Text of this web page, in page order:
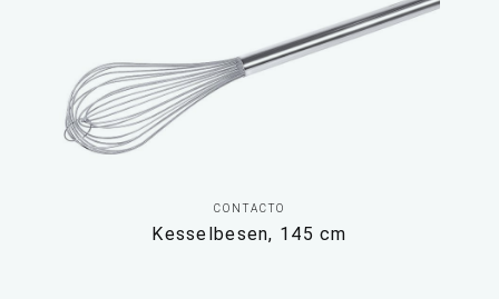
CONTACTO
Kesselbesen, 145 cm